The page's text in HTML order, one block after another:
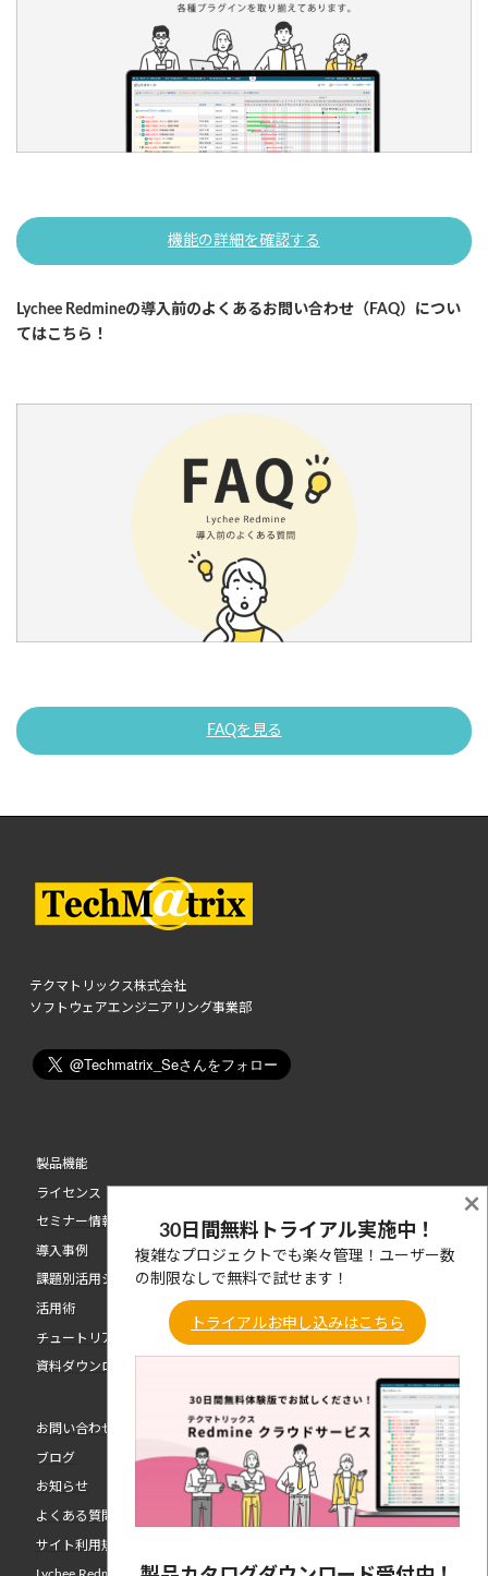
機能の詳細を確認する
Lychee Redmineの導入前のよくあるお問い合わせ（FAQ）につい
てはこちら！
FAQを見る
テクマトリックス株式会社
ソフトウェアエンジニアリング事業部
製品機能
ライセンス
セミナー情報
導入事例
課題別活用シーン
活用術
チュートリアル動画
資料ダウンロード
お問い合わせ
ブログ
お知らせ
よくある質問
サイト利用規約
30日間無料トライアル実施中！
複雑なプロジェクトでも楽々管理！ユーザー数
の制限なしで無料で試せます！
トライアルお申し込みはこちら
×